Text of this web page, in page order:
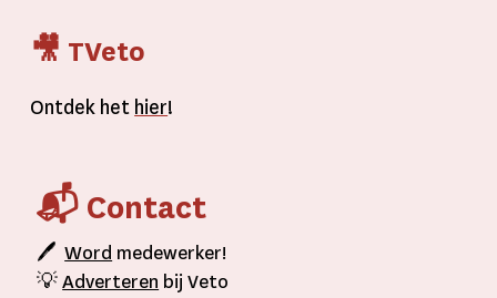
🎥 TVeto
Ontdek het hier!
📬 Contact
🖊Word medewerker!
💡Adverteren bij Veto